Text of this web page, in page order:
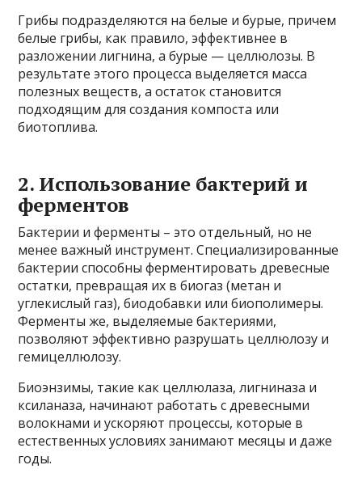
Грибы подразделяются на белые и бурые, причем
белые грибы, как правило, эффективнее в
разложении лигнина, а бурые — целлюлозы. В
результате этого процесса выделяется масса
полезных веществ, а остаток становится
подходящим для создания компоста или
биотоплива.
2. Использование бактерий и
ферментов
Бактерии и ферменты – это отдельный, но не
менее важный инструмент. Специализированные
бактерии способны ферментировать древесные
остатки, превращая их в биогаз (метан и
углекислый газ), биодобавки или биополимеры.
Ферменты же, выделяемые бактериями,
позволяют эффективно разрушать целлюлозу и
гемицеллюлозу.
Биоэнзимы, такие как целлюлаза, лигниназа и
ксиланаза, начинают работать с древесными
волокнами и ускоряют процессы, которые в
естественных условиях занимают месяцы и даже
годы.